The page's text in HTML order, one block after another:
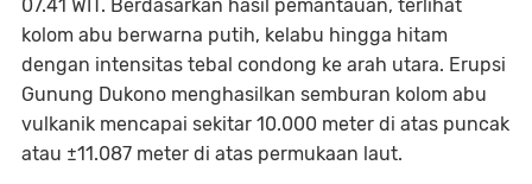
07.41 WIT. Berdasarkan hasil pemantauan, terlihat
kolom abu berwarna putih, kelabu hingga hitam
dengan intensitas tebal condong ke arah utara. Erupsi
Gunung Dukono menghasilkan semburan kolom abu
vulkanik mencapai sekitar 10.000 meter di atas puncak
atau ±11.087 meter di atas permukaan laut.